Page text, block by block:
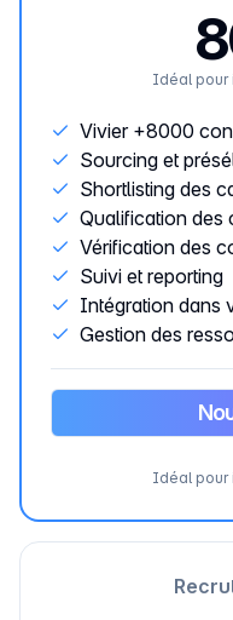
Idéal pour
Vivier +8000
Sourcing et
Shortlisting des
Qualification des
Vérification des
Suivi et reporting
Intégration dans
Gestion des
Idéal pour